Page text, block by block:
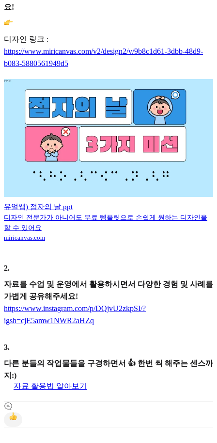
요!
디자인 링크 :
https://www.miricanvas.com/v2/design2/v/9b8c1d61-3dbb-48d9-
b083-5880561949d5
유얼쌤) 점자의 날 ppt
디자인 전문가가 아니어도 무료 템플릿으로 손쉽게 원하는 디자인을
할 수 있어요
miricanvas.com
2.
자료를 수업 및 운영에서 활용하시면서 다양한 경험 및 사례를
가볍게 공유해주세요!
https://www.instagram.com/p/DQjvU2zkpSI/?
igsh=cjE5amw1NWR2aHZq
3.
다른 분들의 작업물들을 구경하면서 👍 한번 씩 해주는 센스까
지:)
자료 활용법 알아보기